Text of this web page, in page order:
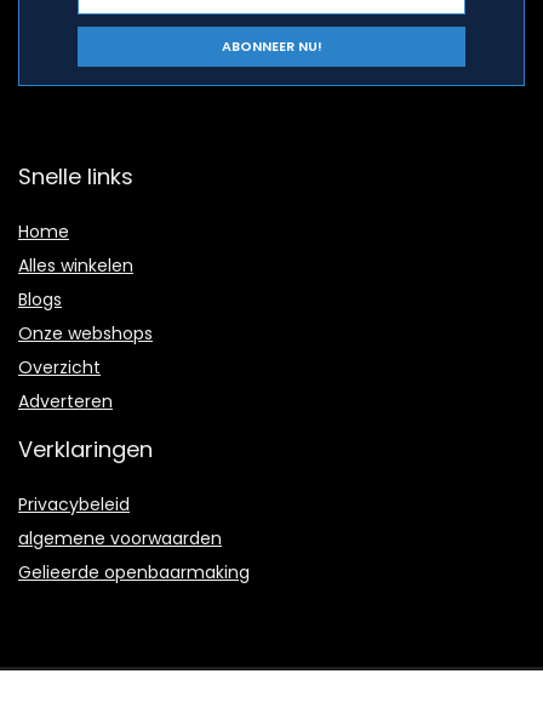
Snelle links
Home
Alles winkelen
Blogs
Onze webshops
Overzicht
Adverteren
Verklaringen
Privacybeleid
algemene voorwaarden
Gelieerde openbaarmaking